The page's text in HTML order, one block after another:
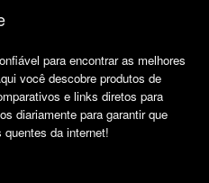
para encontrar as melhores
você descobre produtos de
e links diretos para
diariamente para garantir que
da internet!